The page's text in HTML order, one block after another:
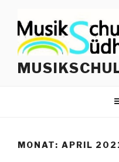
Inhalt
springen
MONAT: APRIL